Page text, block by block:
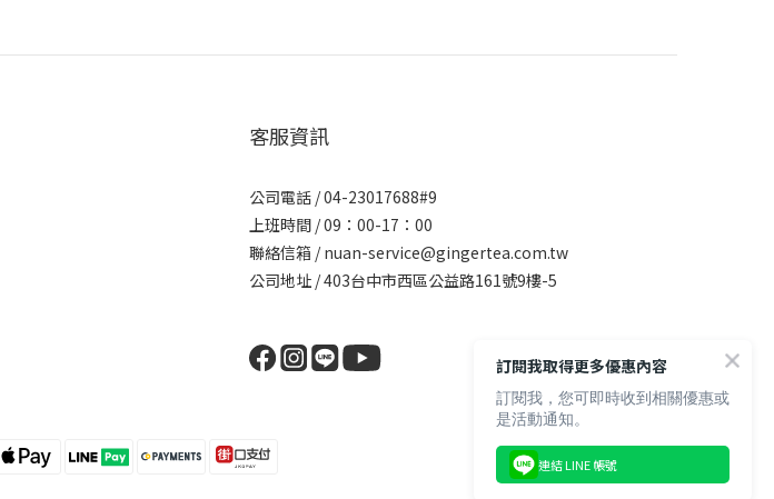
客服資訊
公司電話 / 04-23017688#9
上班時間 / 09：00-17：00
聯絡信箱 / nuan-service@gingertea.com.tw
公司地址 / 403台中市西區公益路161號9樓-5
訂閱我取得更多優惠內容
訂閱我，您可即時收到相關優惠或
是活動通知。
連結 LINE 帳號